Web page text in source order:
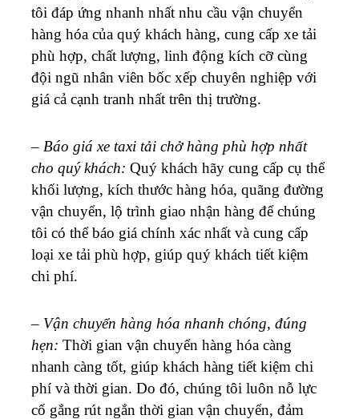
tôi đáp ứng nhanh nhất nhu cầu vận chuyển
hàng hóa của quý khách hàng, cung cấp xe tải
phù hợp, chất lượng, linh động kích cỡ cùng
đội ngũ nhân viên bốc xếp chuyên nghiệp với
giá cả cạnh tranh nhất trên thị trường.
– Báo giá xe taxi tải chở hàng phù hợp nhất
cho quý khách: Quý khách hãy cung cấp cụ thể
khối lượng, kích thước hàng hóa, quãng đường
vận chuyển, lộ trình giao nhận hàng để chúng
tôi có thể báo giá chính xác nhất và cung cấp
loại xe tải phù hợp, giúp quý khách tiết kiệm
chi phí.
– Vận chuyển hàng hóa nhanh chóng, đúng
hẹn: Thời gian vận chuyển hàng hóa càng
nhanh càng tốt, giúp khách hàng tiết kiệm chi
phí và thời gian. Do đó, chúng tôi luôn nỗ lực
cố gắng rút ngắn thời gian vận chuyển, đảm